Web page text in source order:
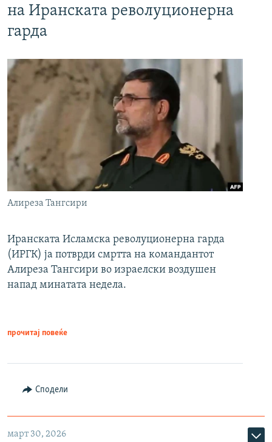
на Иранската револуционерна
гарда
Алиреза Тангсири
Иранската Исламска револуционерна гарда
(ИРГК) ја потврди смртта на командантот
Алиреза Тангсири во израелски воздушен
напад минатата недела.
прочитај повеќе
Сподели
март 30, 2026